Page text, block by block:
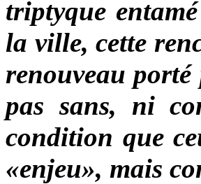
triptyque
la ville, cette
renouveau
pas sans, ni
condition que
«enjeu», mais